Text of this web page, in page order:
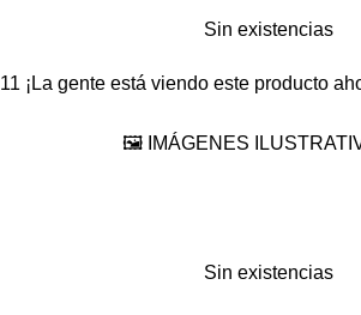
Sin existencias
11 ¡La gente está viendo este producto
🖼️ IMÁGENES
Sin existencias